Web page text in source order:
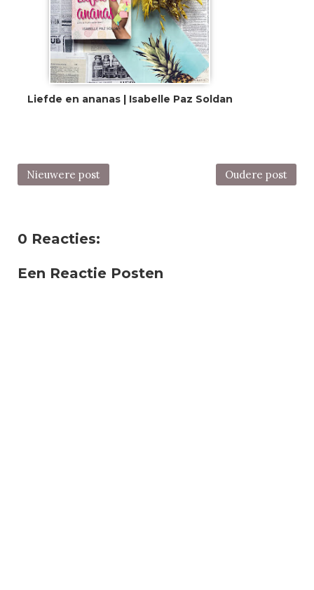
Liefde en ananas | Isabelle Paz Soldan
Nieuwere post Oudere post
0 Reacties:
Een Reactie Posten